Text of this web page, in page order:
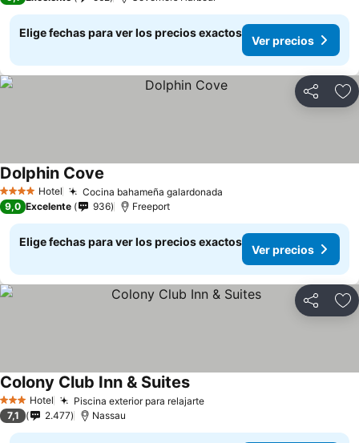
Elige fechas para ver los precios exactos
Ver precios
Compartir
4 EstrellasHotel Cocina bahameña galardonada
Dolphin Cove
9,0 Excelente 936 Freeport
Elige fechas para ver los precios exactos
Ver precios
Compartir
3 Estrellas
Hotel Piscina exterior para relajarte
Colony Club Inn & Suites
7,1 2.477 Nassau